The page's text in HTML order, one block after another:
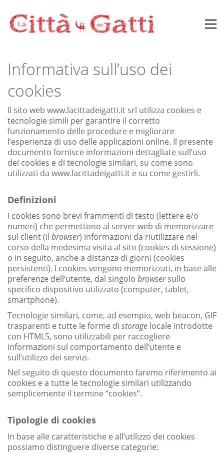
Informativa sull’uso dei
cookies
Il sito web www.lacittadeigatti.it srl utilizza cookies e
tecnologie simili per garantire il corretto
funzionamento delle procedure e migliorare
l’esperienza di uso delle applicazioni online. Il presente
documento fornisce informazioni dettagliate sull’uso
dei cookies e di tecnologie similari, su come sono
utilizzati da www.lacittadeigatti.it e su come gestirli.
Definizioni
I cookies sono brevi frammenti di testo (lettere e/o
numeri) che permettono al server web di memorizzare
sul client (il browser) informazioni da riutilizzare nel
corso della medesima visita al sito (cookies di sessione)
o in seguito, anche a distanza di giorni (cookies
persistenti). I cookies vengono memorizzati, in base alle
preferenze dell’utente, dal singolo browsersullo
specifico dispositivo utilizzato (computer, tablet,
smartphone).
Tecnologie similari, come, ad esempio, web beacon, GIF
trasparenti e tutte le forme di storage locale introdotte
con HTML5, sono utilizzabili per raccogliere
informazioni sul comportamento dell’utente e
sull’utilizzo dei servizi.
Nel seguito di questo documento faremo riferimento ai
cookies e a tutte le tecnologie similari utilizzando
semplicemente il termine “cookies”.
Tipologie di cookies
In base alle caratteristiche e all’utilizzo dei cookies
possiamo distinguere diverse categorie: